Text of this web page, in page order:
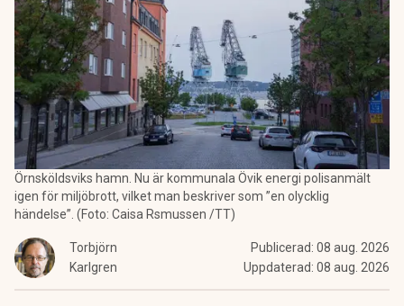
Örnsköldsviks hamn. Nu är kommunala Övik energi polisanmält
igen för miljöbrott, vilket man beskriver som ”en olycklig
händelse”. (Foto: Caisa Rsmussen /TT)
Torbjörn
Karlgren
Publicerad: 08 aug. 2026
Uppdaterad: 08 aug. 2026